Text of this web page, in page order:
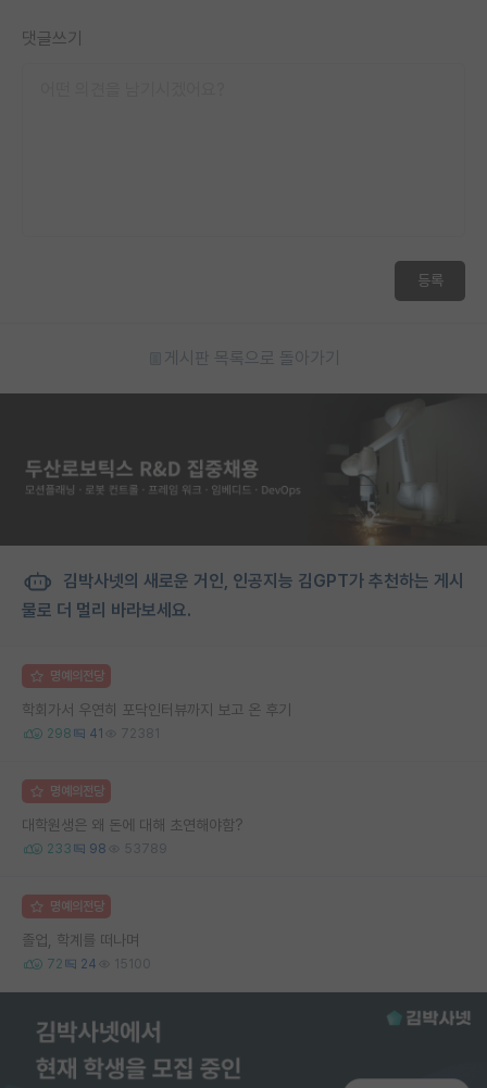
이벤트
댓글쓰기
등록
게시판 목록으로 돌아가기
김박사넷의 새로운 거인, 인공지능 김GPT가 추천하는 게시
물로 더 멀리 바라보세요.
명예의전당
학회가서 우연히 포닥인터뷰까지 보고 온 후기
298 41 72381
명예의전당
대학원생은 왜 돈에 대해 초연해야함?
233 98 53789
명예의전당
졸업, 학계를 떠나며
72 24 15100